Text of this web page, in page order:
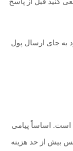
به جای ارسال پول
است. اساساً پیامی
بیش از حد هزینه